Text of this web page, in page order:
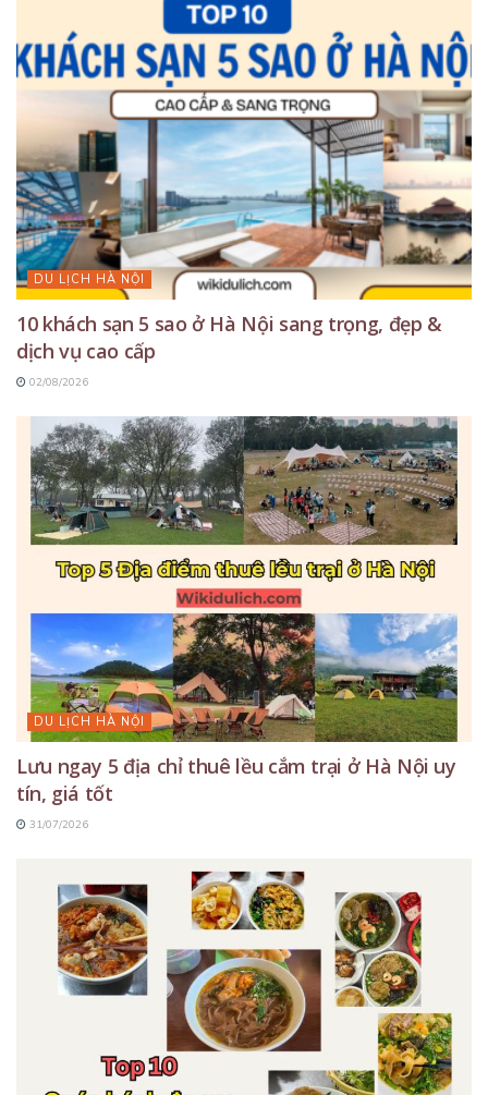
DU LỊCH HÀ NỘI
10 khách sạn 5 sao ở Hà Nội sang trọng, đẹp &
dịch vụ cao cấp
02/08/2026
DU LỊCH HÀ NỘI
Lưu ngay 5 địa chỉ thuê lều cắm trại ở Hà Nội uy
tín, giá tốt
31/07/2026